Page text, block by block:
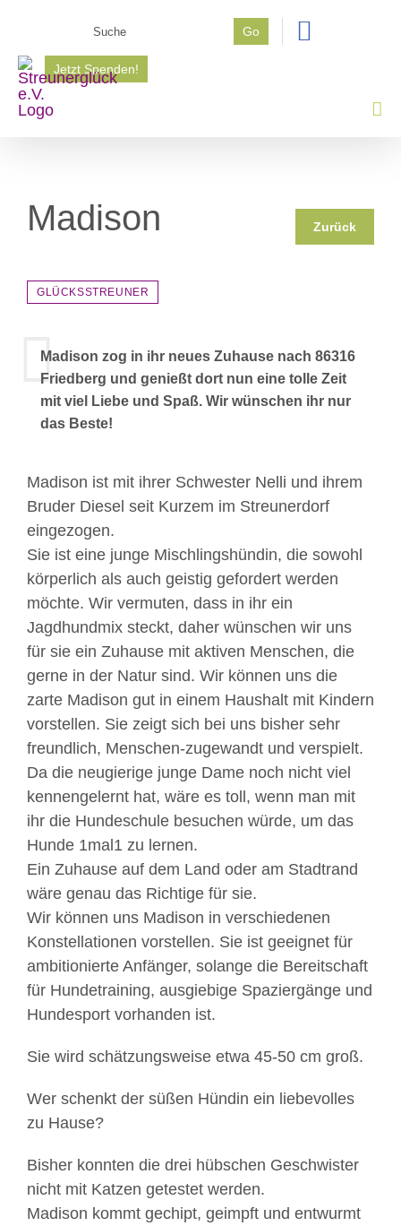
springen
Go
Jetzt Spenden!
Madison Zurück
GLÜCKSSTREUNER
Madison zog in ihr neues Zuhause nach 86316
Friedberg und genießt dort nun eine tolle Zeit
mit viel Liebe und Spaß. Wir wünschen ihr nur
das Beste!
Madison ist mit ihrer Schwester Nelli und ihrem
Bruder Diesel seit Kurzem im Streunerdorf
eingezogen.
Sie ist eine junge Mischlingshündin, die sowohl
körperlich als auch geistig gefordert werden
möchte. Wir vermuten, dass in ihr ein
Jagdhundmix steckt, daher wünschen wir uns
für sie ein Zuhause mit aktiven Menschen, die
gerne in der Natur sind. Wir können uns die
zarte Madison gut in einem Haushalt mit Kindern
vorstellen. Sie zeigt sich bei uns bisher sehr
freundlich, Menschen-zugewandt und verspielt.
Da die neugierige junge Dame noch nicht viel
kennengelernt hat, wäre es toll, wenn man mit
ihr die Hundeschule besuchen würde, um das
Hunde 1mal1 zu lernen.
Ein Zuhause auf dem Land oder am Stadtrand
wäre genau das Richtige für sie.
Wir können uns Madison in verschiedenen
Konstellationen vorstellen. Sie ist geeignet für
ambitionierte Anfänger, solange die Bereitschaft
für Hundetraining, ausgiebige Spaziergänge und
Hundesport vorhanden ist.
Sie wird schätzungsweise etwa 45-50 cm groß.
Wer schenkt der süßen Hündin ein liebevolles
zu Hause?
Bisher konnten die drei hübschen Geschwister
nicht mit Katzen getestet werden.
Madison kommt gechipt, geimpft und entwurmt